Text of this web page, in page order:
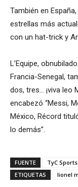
También en
estrellas más
con un hat-trick y
L’Equipe,
Francia-Senegal,
dos, tres… ¡viva leo
encabezó “Messi,
México, Récord
lo demás”.
FUENTE
TyC Sports
ETIQUETAS
lionel